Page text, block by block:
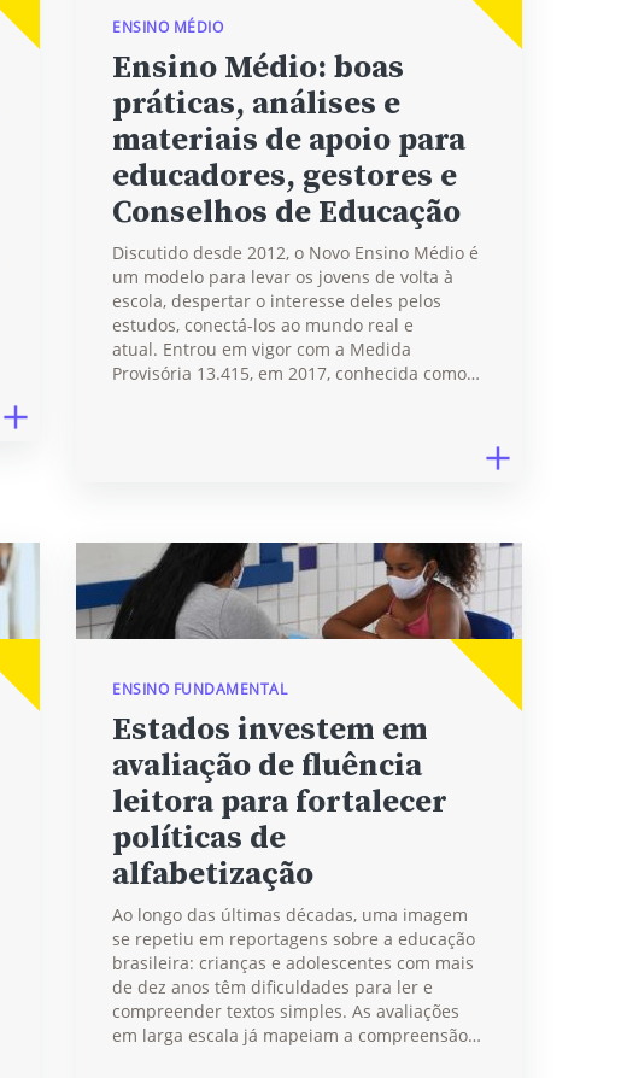
ENSINO MÉDIO
Ensino Médio: boas
práticas, análises e
materiais de apoio para
educadores, gestores e
Conselhos de Educação
Discutido desde 2012, o Novo Ensino Médio é
um modelo para levar os jovens de volta à
escola, despertar o interesse deles pelos
estudos, conectá-los ao mundo real e
atual. Entrou em vigor com a Medida
Provisória 13.415, em 2017, conhecida como…
ENSINO FUNDAMENTAL
Estados investem em
avaliação de fluência
leitora para fortalecer
políticas de
alfabetização
Ao longo das últimas décadas, uma imagem
se repetiu em reportagens sobre a educação
brasileira: crianças e adolescentes com mais
de dez anos têm dificuldades para ler e
compreender textos simples. As avaliações
em larga escala já mapeiam a compreensão…